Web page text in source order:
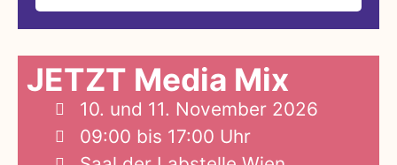
JETZT Media Mix
10. und 11. November 2026
09:00 bis 17:00 Uhr